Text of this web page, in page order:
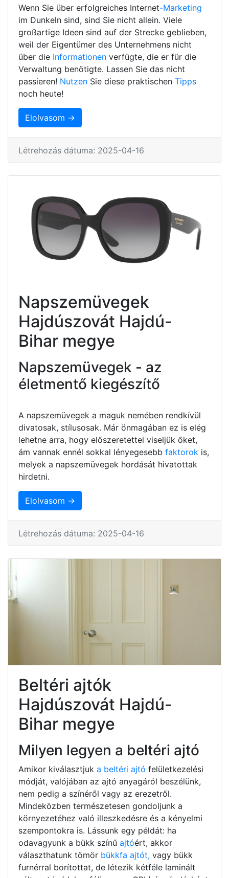
Wenn Sie über erfolgreiches Internet-Marketing
im Dunkeln sind, sind Sie nicht allein. Viele
großartige Ideen sind auf der Strecke geblieben,
weil der Eigentümer des Unternehmens nicht
über die Informationen verfügte, die er für die
Verwaltung benötigte. Lassen Sie das nicht
passieren! Nutzen Sie diese praktischen Tipps
noch heute!
Elolvasom →
Létrehozás dátuma: 2025-04-16
Napszemüvegek
Hajdúszovát Hajdú-
Bihar megye
Napszemüvegek - az
életmentő kiegészítő
A napszemüvegek a maguk nemében rendkívül
divatosak, stílusosak. Már önmagában ez is elég
lehetne arra, hogy előszeretettel viseljük őket,
ám vannak ennél sokkal lényegesebb faktorok is,
melyek a napszemüvegek hordását hivatottak
hirdetni.
Elolvasom →
Létrehozás dátuma: 2025-04-16
Beltéri ajtók
Hajdúszovát Hajdú-
Bihar megye
Milyen legyen a beltéri ajtó
Amikor kiválasztjuk a beltéri ajtó felületkezelési
módját, valójában az ajtó anyagáról beszélünk,
nem pedig a színéről vagy az erezetről.
Mindeközben természetesen gondoljunk a
környezetéhez való illeszkedésre és a kényelmi
szempontokra is. Lássunk egy példát: ha
odavagyunk a bükk színű ajtóért, akkor
választhatunk tömör bükkfa ajtót, vagy bükk
furnérral borítottat, de létezik kétféle laminált